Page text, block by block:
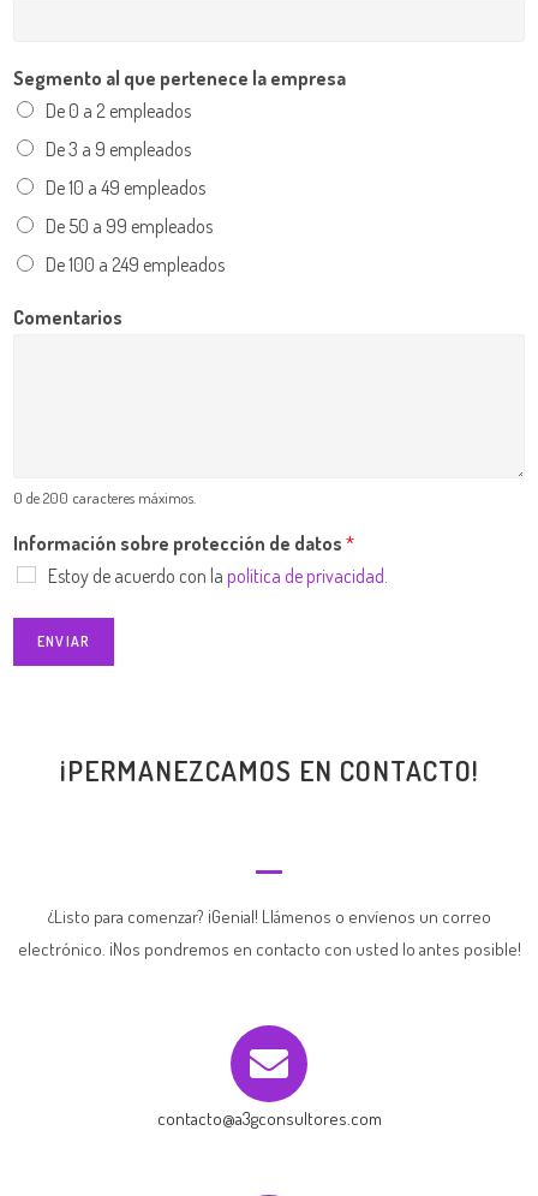
Segmento al que pertenece la empresa
De 0 a 2 empleados
De 3 a 9 empleados
De 10 a 49 empleados
De 50 a 99 empleados
De 100 a 249 empleados
Comentarios
0 de 200 caracteres máximos.
Información sobre protección de datos *
Estoy de acuerdo con la política de privacidad
ENVIAR
¡PERMANEZCAMOS EN CONTACTO!
¿Listo para comenzar? ¡Genial! Llámenos o envíenos un correo
electrónico. ¡Nos pondremos en contacto con usted lo antes posible!
contacto@a3gconsultores.com